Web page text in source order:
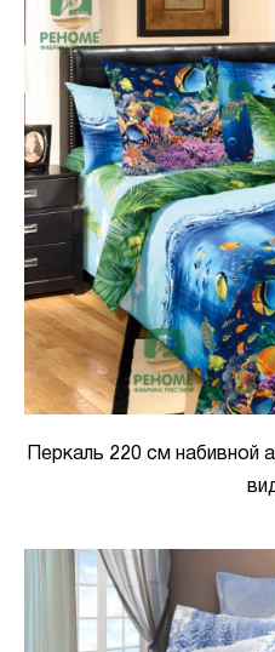
Перкаль 220 см набивной